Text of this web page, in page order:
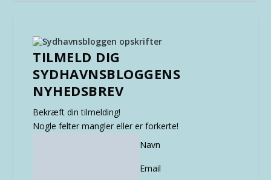
TILMELD DIG
SYDHAVNSBLOGGENS
NYHEDSBREV
Bekræft din tilmelding!
Nogle felter mangler eller er forkerte!
Navn
Email